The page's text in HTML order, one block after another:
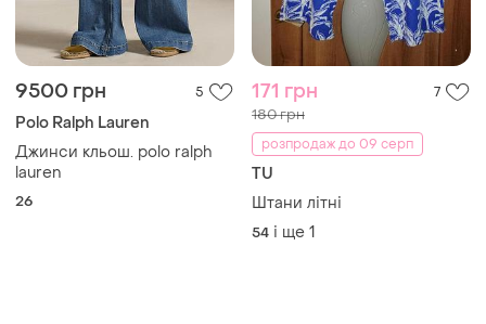
9500 грн 5
Polo Ralph Lauren
Джинси кльош. polo ralph
lauren
26
171 грн 7
180 грн
розпродаж до 09 серп
TU
Штани літні
54 і ще 1